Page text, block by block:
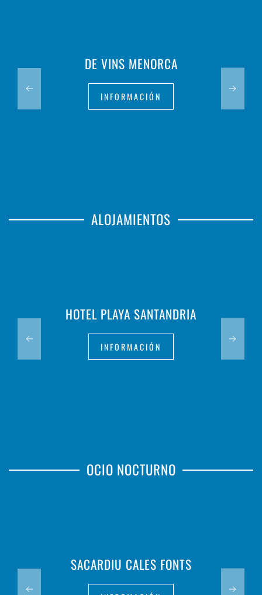
DE VINS MENORCA
INFORMACIÓN
ALOJAMIENTOS
HOTEL PLAYA SANTANDRIA
INFORMACIÓN
OCIO NOCTURNO
SACARDIU CALES FONTS